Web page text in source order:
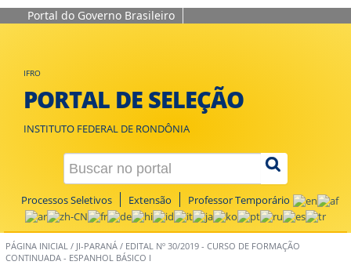
Portal do Governo Brasileiro
IFRO
PORTAL DE SELEÇÃO
INSTITUTO FEDERAL DE RONDÔNIA
Processos Seletivos Extensão Professor Temporário
PÁGINA INICIAL / JI-PARANÁ / EDITAL Nº 30/2019 - CURSO DE FORMAÇÃO
CONTINUADA - ESPANHOL BÁSICO I